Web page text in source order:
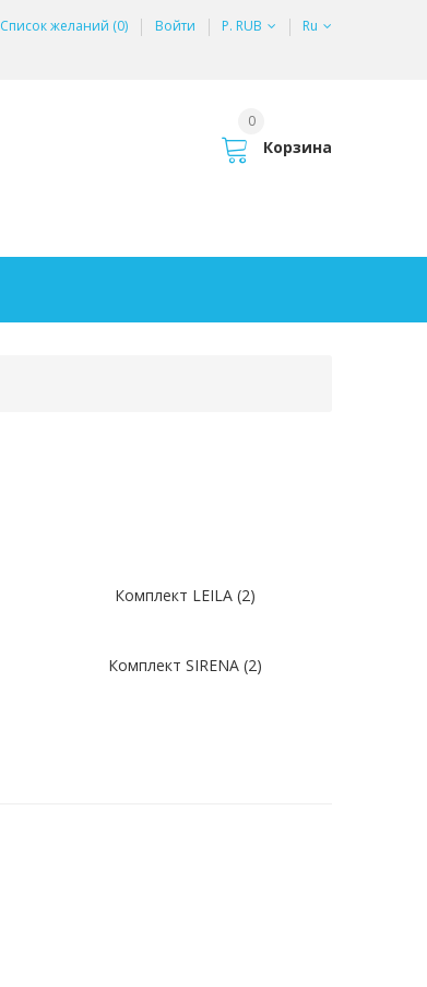
Список желаний (0) Войти Р. RUB Ru
Корзина
0
Комплект LEILA (2)
Комплект SIRENA (2)